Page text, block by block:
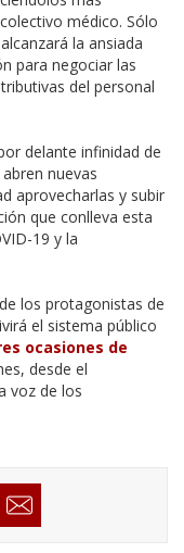
médico. Sólo
la ansiada
para negociar las
del personal
delante infinidad de
nuevas
aprovecharlas y subir
que conlleva esta
19 y la
los protagonistas de
el sistema público
ocasiones de
desde el
voz de los